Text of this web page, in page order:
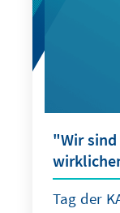
"Wir sind
Tag der